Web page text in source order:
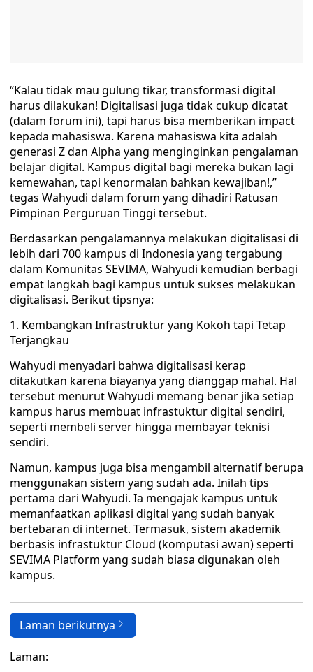
“Kalau tidak mau gulung tikar, transformasi digital
harus dilakukan! Digitalisasi juga tidak cukup dicatat
(dalam forum ini), tapi harus bisa memberikan impact
kepada mahasiswa. Karena mahasiswa kita adalah
generasi Z dan Alpha yang menginginkan pengalaman
belajar digital. Kampus digital bagi mereka bukan lagi
kemewahan, tapi kenormalan bahkan kewajiban!,”
tegas Wahyudi dalam forum yang dihadiri Ratusan
Pimpinan Perguruan Tinggi tersebut.
Berdasarkan pengalamannya melakukan digitalisasi di
lebih dari 700 kampus di Indonesia yang tergabung
dalam Komunitas SEVIMA, Wahyudi kemudian berbagi
empat langkah bagi kampus untuk sukses melakukan
digitalisasi. Berikut tipsnya:
Kembangkan Infrastruktur yang Kokoh tapi Tetap
Terjangkau
Wahyudi menyadari bahwa digitalisasi kerap
ditakutkan karena biayanya yang dianggap mahal. Hal
tersebut menurut Wahyudi memang benar jika setiap
kampus harus membuat infrastuktur digital sendiri,
seperti membeli server hingga membayar teknisi
sendiri.
Namun, kampus juga bisa mengambil alternatif berupa
menggunakan sistem yang sudah ada. Inilah tips
pertama dari Wahyudi. Ia mengajak kampus untuk
memanfaatkan aplikasi digital yang sudah banyak
bertebaran di internet. Termasuk, sistem akademik
berbasis infrastuktur Cloud (komputasi awan) seperti
SEVIMA Platform yang sudah biasa digunakan oleh
kampus.
Laman berikutnya
Laman: